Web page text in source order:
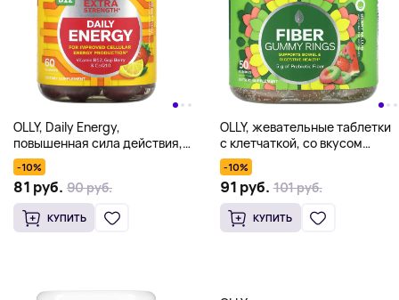
OLLY, Daily Energy,
повышенная сила действия,
со вкусом ягод и юдзу, 60
жевательных мармеладок
-10%
81 руб. 90 руб.
КУПИТЬ
OLLY, жевательные таблетки
с клетчаткой, со вкусом
ягодной дыни, 50
жевательных таблеток
-10%
91 руб. 101 руб.
КУПИТЬ